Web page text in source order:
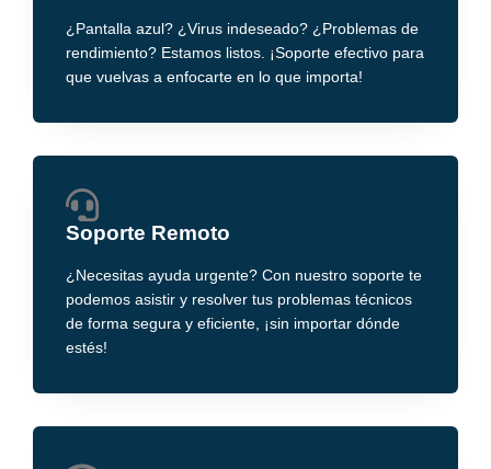
¿Pantalla azul? ¿Virus indeseado? ¿Problemas de
rendimiento? Estamos listos. ¡Soporte efectivo para
que vuelvas a enfocarte en lo que importa!
Soporte Remoto
¿Necesitas ayuda urgente? Con nuestro soporte te
podemos asistir y resolver tus problemas técnicos
de forma segura y eficiente, ¡sin importar dónde
estés!